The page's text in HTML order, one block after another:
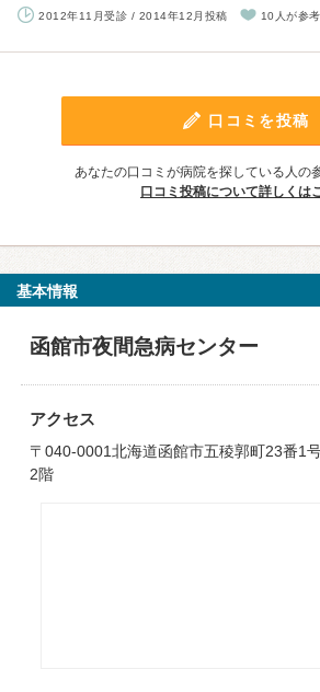
2012年11月受診 / 2014年12月投稿 10人が参
口コミを投稿
あなたの口コミが病院を探している人の
口コミ投稿について詳しくは
基本情報
函館市夜間急病センター
アクセス
〒040-0001北海道函館市五稜郭町23番1
2階